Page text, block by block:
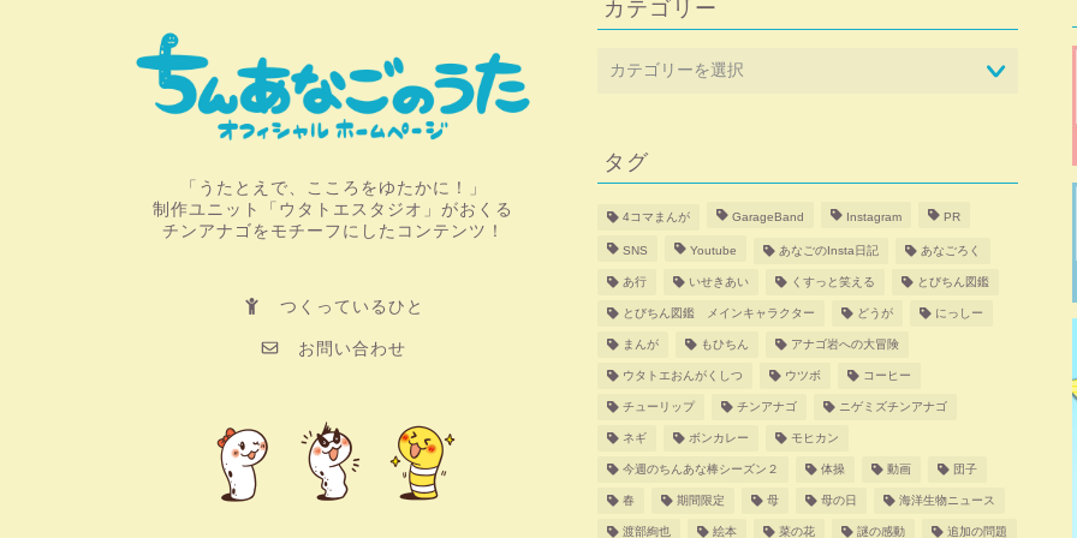
「うたとえで、こころをゆたかに！」
制作ユニット「ウタトエスタジオ」がおくる
チンアナゴをモチーフにしたコンテンツ！
つくっているひと
お問い合わせ
カテゴリー
タグ
4コマまんが GarageBand Instagram PR
SNS Youtube あなごのInsta日記 あなごろく
あ行 いせきあい くすっと笑える とびちん図鑑
とびちん図鑑 メインキャラクター どうが にっしー
まんが もひちん アナゴ岩への大冒険
ウタトエおんがくしつ ウツボ コーヒー
チューリップ チンアナゴ ニゲミズチンアナゴ
ネギ ボンカレー モヒカン
今週のちんあな棒シーズン２ 体操 動画 団子
春 期間限定 母 母の日 海洋生物ニュース
渡部絢也 絵本 菜の花 謎の感動 追加の問題